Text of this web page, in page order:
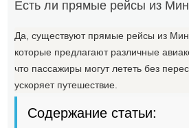
Есть ли прямые рейсы из
Да, существуют прямые рейсы из
которые предлагают различные
что пассажиры могут лететь без
ускоряет путешествие.
Содержание статьи: